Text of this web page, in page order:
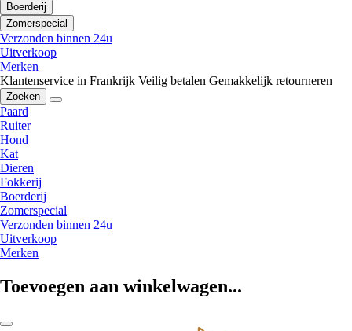
Boerderij
Zomerspecial
Verzonden binnen 24u
Uitverkoop
Merken
Klantenservice in Frankrijk Veilig betalen Gemakkelijk retourneren
Zoeken
Paard
Ruiter
Hond
Kat
Dieren
Fokkerij
Boerderij
Zomerspecial
Verzonden binnen 24u
Uitverkoop
Merken
Toevoegen aan winkelwagen...